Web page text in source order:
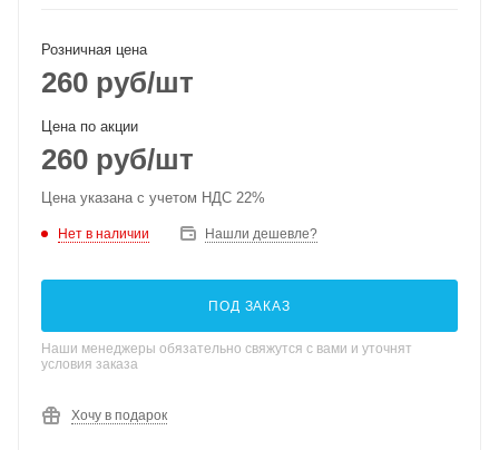
Розничная цена
260 руб/шт
Цена по акции
260 руб/шт
Цена указана с учетом НДС 22%
Нет в наличии Нашли дешевле?
ПОД ЗАКАЗ
Наши менеджеры обязательно свяжутся с вами и уточнят
условия заказа
Хочу в подарок